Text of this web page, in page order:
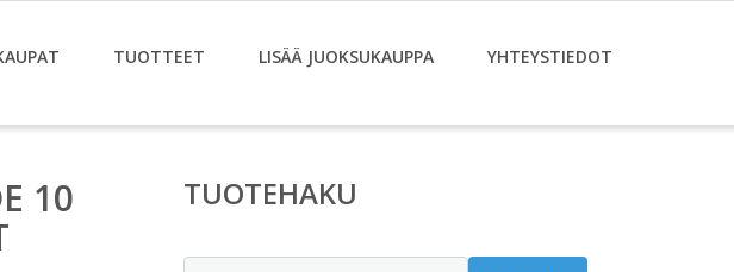
TUOTTEET LISÄÄ JUOKSUKAUPPA YHTEYSTIEDOT
10
TUOTEHAKU